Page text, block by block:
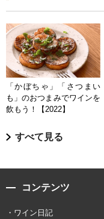
「かぼちゃ」「さつまい
も」のおつまみでワインを
飲もう！【2022】
すべて見る
コンテンツ
ワイン日記